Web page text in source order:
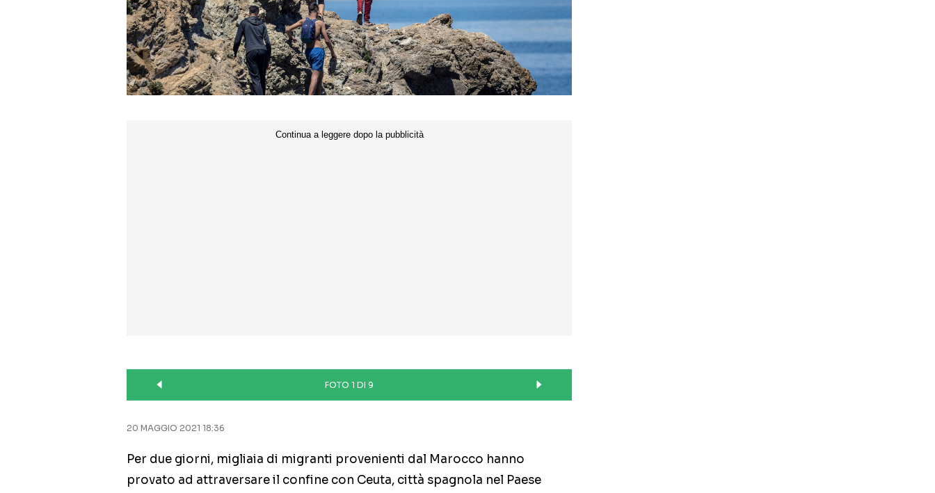
FOTO 1 DI 9
20 MAGGIO 2021 18:36
Per due giorni, migliaia di migranti provenienti dal Marocco hanno
provato ad attraversare il confine con Ceuta, città spagnola nel Paese